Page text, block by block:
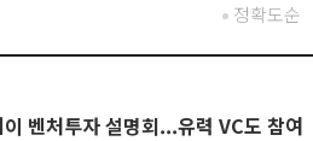
정확도순
벤처투자 설명회...유력 VC도 참여